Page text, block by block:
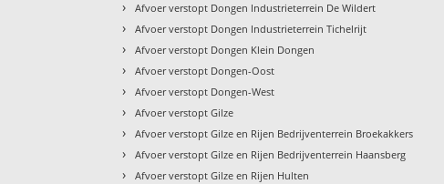
› Afvoer verstopt Dongen Industrieterrein De Wildert
› Afvoer verstopt Dongen Industrieterrein Tichelrijt
› Afvoer verstopt Dongen Klein Dongen
› Afvoer verstopt Dongen-Oost
› Afvoer verstopt Dongen-West
› Afvoer verstopt Gilze
› Afvoer verstopt Gilze en Rijen Bedrijventerrein Broekakkers
› Afvoer verstopt Gilze en Rijen Bedrijventerrein Haansberg
› Afvoer verstopt Gilze en Rijen Hulten